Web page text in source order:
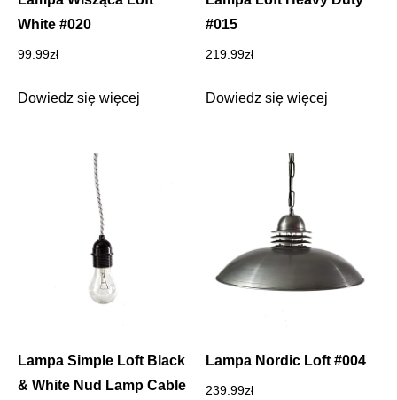
White #020
99.99zł
Dowiedz się więcej
#015
219.99zł
Dowiedz się więcej
Lampa Simple Loft Black
& White Nud Lamp Cable
Lampa Nordic Loft #004
239.99zł